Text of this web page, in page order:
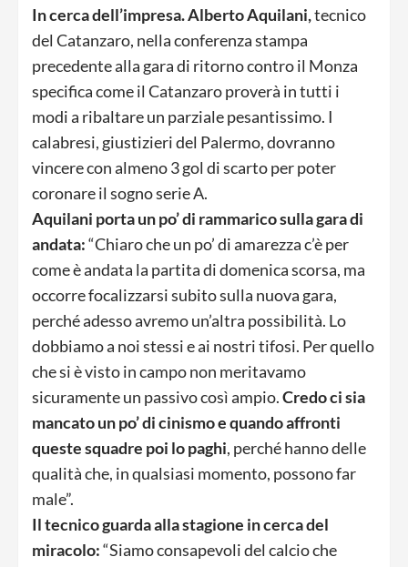
In cerca dell’impresa. Alberto Aquilani,tecnico
del Catanzaro, nella conferenza stampa
precedente alla gara di ritorno contro il Monza
specifica come il Catanzaro proverà in tutti i
modi a ribaltare un parziale pesantissimo. I
calabresi, giustizieri del Palermo, dovranno
vincere con almeno 3 gol di scarto per poter
coronare il sogno serie A.
Aquilani porta un po’ di rammarico sulla gara di
andata:“Chiaro che un po’ di amarezza c’è per
come è andata la partita di domenica scorsa, ma
occorre focalizzarsi subito sulla nuova gara,
perché adesso avremo un’altra possibilità. Lo
dobbiamo a noi stessi e ai nostri tifosi. Per quello
che si è visto in campo non meritavamo
sicuramente un passivo così ampio.Credo ci sia
mancato un po’ di cinismo e quando affronti
queste squadre poi lo paghi, perché hanno delle
qualità che, in qualsiasi momento, possono far
male”.
Il tecnico guarda alla stagione in cerca del
miracolo:“Siamo consapevoli del calcio che